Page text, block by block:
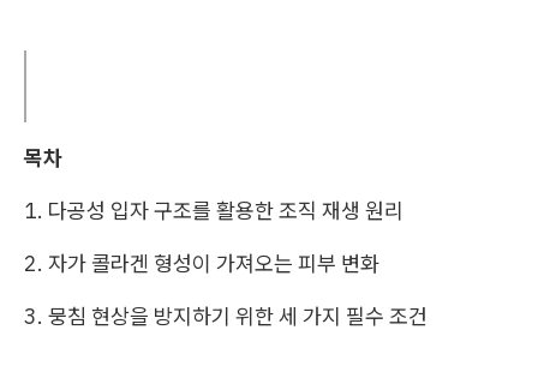
목차
1. 다공성 입자 구조를 활용한 조직 재생 원리
2. 자가 콜라겐 형성이 가져오는 피부 변화
3. 뭉침 현상을 방지하기 위한 세 가지 필수 조건